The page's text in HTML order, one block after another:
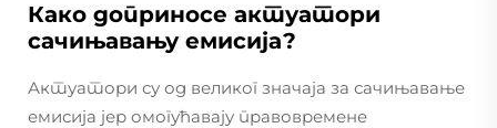
Како доприносе актуатори
сачињавању емисија?
Актуатори су од великог значаја за сачињавање
емисија јер омогућавају правовремене